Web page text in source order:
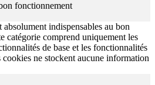
fonctionnement
absolument indispensables au bon
catégorie comprend uniquement les
de base et les fonctionnalités
cookies ne stockent aucune information